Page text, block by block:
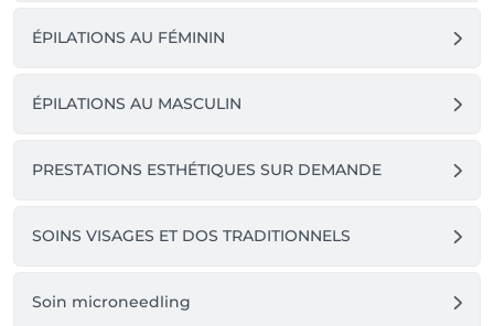
ÉPILATIONS AU FÉMININ
ÉPILATIONS AU MASCULIN
PRESTATIONS ESTHÉTIQUES SUR DEMANDE
SOINS VISAGES ET DOS TRADITIONNELS
Soin microneedling